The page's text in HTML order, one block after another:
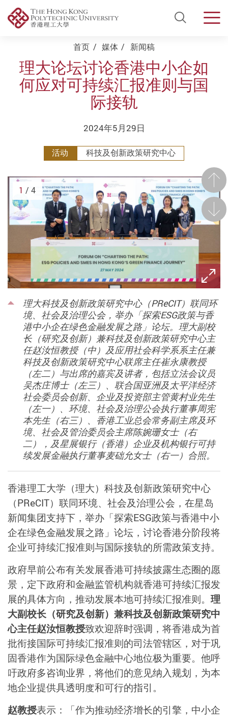
Open
Start main content首页 媒体 新闻稿
理大论坛讨论香港中小企如
何应对可持续汇报准则与国
际接轨
2024年5月29日
活动 科技及创新政策研究中心
前
理大科技及创新政策研究中心（PReCIT）联同环
境、社会及治理公会，举办「探索ESG政策与香
港中小企在绿色金融发展之路」论坛。理大副校
长（研究及创新）兼科技及创新政策研究中心主
任赵汝恒教授（中）及应用社会科学系系主任兼
科技及创新政策研究中心联席主任崔永康教授
（左二）与出席的嘉宾及讲者，包括立法会议员
吴杰庄博士（左三）、联合国亚洲及太平洋经济
社会委员会创新、企业及投资部主管黄村业先生
（左一）、环境、社会及治理公会执行董事周宪
本先生（右三）、香港工业总会常务副主席及环
境、社会及管治委员会主席陈婉珊女士（右
二），及星展银行（香港）企业及机构银行可持
续发展金融执行董事麦础允女士（右一）合照。
后一
1 / 4
香港理工大学（理大）科技及创新政策研究中心
（PReCIT）联同环境、社会及治理公会，在星岛
新闻集团支持下，举办「探索ESG政策与香港中小
企在绿色金融发展之路」论坛，讨论香港分阶段将
企业可持续汇报准则与国际接轨的所需政策支持。
政府早前公布有关发展香港可持续披露生态圈的愿
景，定下政府和金融监管机构就香港可持续汇报发
展的具体方向，推动发展本地可持续汇报准则。 理
大副校长（研究及创新）兼科技及创新政策研究中
心主任赵汝恒教授致欢迎辞时强调，将香港成为首
批衔接国际可持续汇报准则的司法管辖区，对于巩
固香港作为国际绿色金融中心地位极为重要。他呼
吁政府多咨询业界，将他们的意见纳入规划，为本
地企业提供具透明度和可行的指引。
赵教授表示：「作为推动经济增长的引擎，中小企